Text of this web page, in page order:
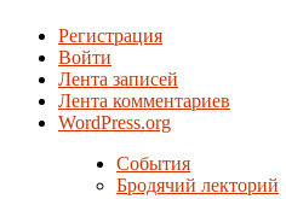
Регистрация
Войти
Лента записей
Лента комментариев
WordPress.org
События
Бродячий лекторий